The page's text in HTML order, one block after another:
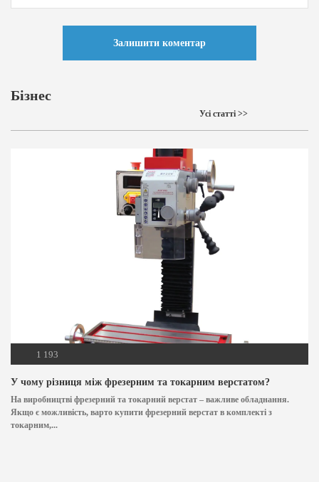
Залишити коментар
Бізнес
Усі статті >>
1 193
У чому різниця між фрезерним та токарним верстатом?
На виробництві фрезерний та токарний верстат – важливе обладнання.
Якщо є можливість, варто купити фрезерний верстат в комплекті з
токарним,...